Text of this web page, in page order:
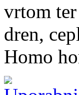
vrtom
dren,
Homo